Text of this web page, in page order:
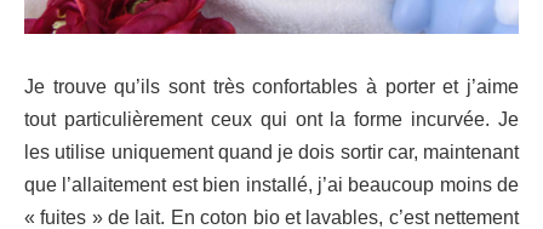
Je trouve qu’ils sont très confortables à porter et j’aime
tout particulièrement ceux qui ont la forme incurvée. Je
les utilise uniquement quand je dois sortir car, maintenant
que l’allaitement est bien installé, j’ai beaucoup moins de
« fuites » de lait. En coton bio et lavables, c’est nettement